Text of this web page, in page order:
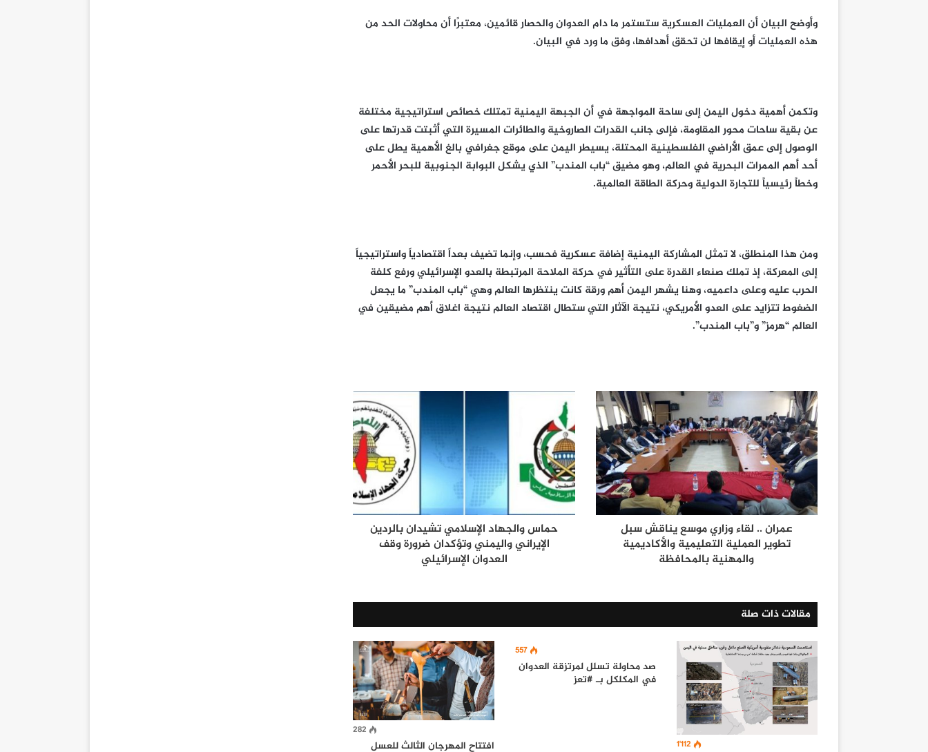
وأوضح البيان أن العمليات العسكرية ستستمر ما دام العدوان والحصار قائمين، معتبرًا أن محاولات الحد من
هذه العمليات أو إيقافها لن تحقق أهدافها، وفق ما ورد في البيان.
وتكمن أهمية دخول اليمن إلى ساحة المواجهة في أن الجبهة اليمنية تمتلك خصائص استراتيجية مختلفة
عن بقية ساحات محور المقاومة، فإلى جانب القدرات الصاروخية والطائرات المسيرة التي أثبتت قدرتها على
الوصول إلى عمق الأراضي الفلسطينية المحتلة، يسيطر اليمن على موقع جغرافي بالغ الأهمية يطل على
أحد أهم الممرات البحرية في العالم، وهو مضيق “باب المندب” الذي يشكل البوابة الجنوبية للبحر الأحمر
وخطاً رئيسياً للتجارة الدولية وحركة الطاقة العالمية.
ومن هذا المنطلق، لا تمثل المشاركة اليمنية إضافة عسكرية فحسب، وإنما تضيف بعداً اقتصادياً واستراتيجياً
إلى المعركة، إذ تملك صنعاء القدرة على التأثير في حركة الملاحة المرتبطة بالعدو الإسرائيلي ورفع كلفة
الحرب عليه وعلى داعميه، وهنا يشهر اليمن أهم ورقة كانت ينتظرها العالم وهي “باب المندب” ما يجعل
الضغوط تتزايد على العدو الأمريكي، نتيجة الآثار التي ستطال اقتصاد العالم نتيجة اغلاق أهم مضيقين في
العالم “هرمز” و”باب المندب”.
عمران .. لقاء وزاري موسع يناقش سبل
تطوير العملية التعليمية والأكاديمية
والمهنية بالمحافظة
حماس والجهاد الإسلامي تشيدان بالردين
الإيراني واليمني وتؤكدان ضرورة وقف
العدوان الإسرائيلي
مقالات ذات صلة
1٬112
557
صد محاولة تسلل لمرتزقة العدوان
في المكلكل بـ #تعز
282
افتتاح المهرجان الثالث للعسل